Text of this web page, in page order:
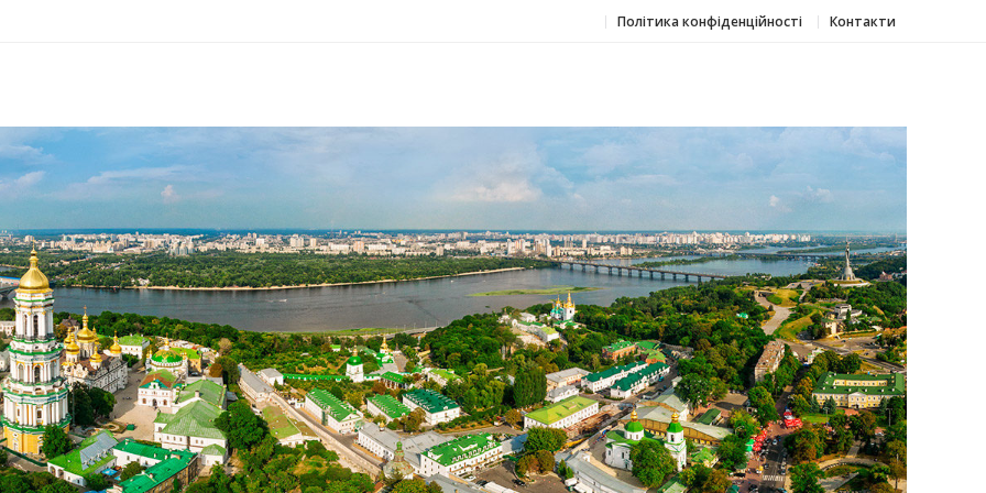
Політика конфіденційності Контакти